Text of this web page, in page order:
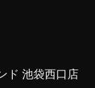
ド 池袋西口店